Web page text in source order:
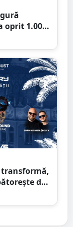
oprit 1.000
transformă,
doi